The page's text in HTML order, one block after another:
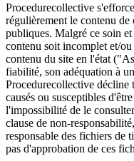
Procedurecollective
régulièrement le contenu de
publiques. Malgré ce soin
contenu soit incomplet et/
contenu du site en l'état
fiabilité, son adéquation à
Procedurecollective décline
causés ou susceptibles
l'impossibilité de le
clause de non-
responsable des fichiers de
pas d'approbation de ces